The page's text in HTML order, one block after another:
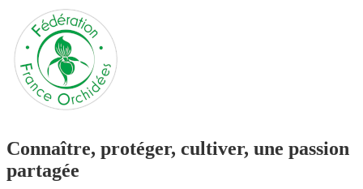
Connaître, protéger, cultiver, une passion
partagée